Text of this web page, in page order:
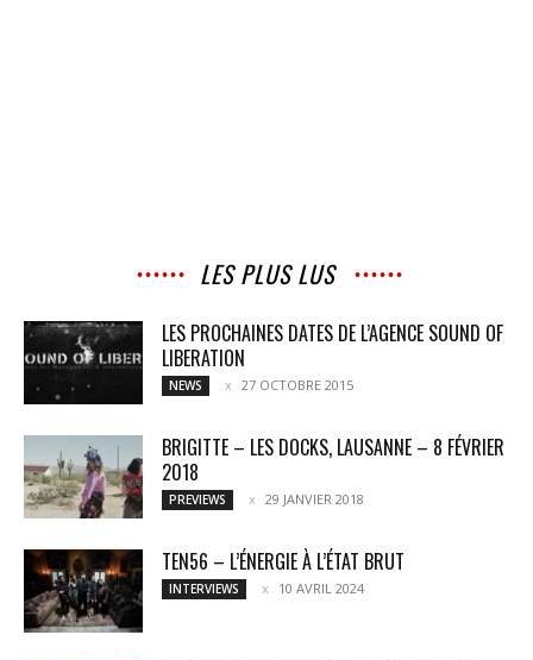
LES PLUS LUS
LES PROCHAINES DATES DE L’AGENCE SOUND OF
LIBERATION
NEWS 27 OCTOBRE 2015
BRIGITTE – LES DOCKS, LAUSANNE – 8 FÉVRIER
2018
PREVIEWS 29 JANVIER 2018
TEN56 – L’ÉNERGIE À L’ÉTAT BRUT
INTERVIEWS 10 AVRIL 2024